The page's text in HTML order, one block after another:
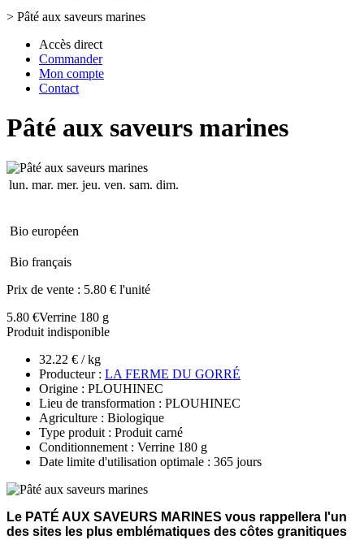
> Pâté aux saveurs marines
Accès direct
Commander
Mon compte
Contact
Pâté aux saveurs marines
lun. mar. mer. jeu. ven. sam. dim.
Bio européen
Bio français
Prix de vente : 5.80 € l'unité
5.80 €Verrine 180 g
Produit indisponible
32.22 € / kg
Producteur : LA FERME DU GORRÉ
Origine : PLOUHINEC
Lieu de transformation : PLOUHINEC
Agriculture : Biologique
Type produit : Produit carné
Conditionnement : Verrine 180 g
Date limite d'utilisation optimale : 365 jours
Le PATÉ AUX SAVEURS MARINES vous rappellera l'un
des sites les plus emblématiques des côtes granitiques